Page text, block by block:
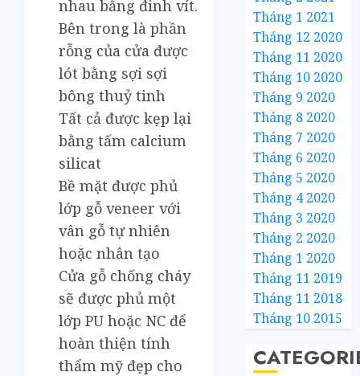
nhau bằng đinh vít.
Bên trong là phần
rỗng của cửa được
lót bằng sợi sợi
bông thuỷ tinh
Tất cả được kẹp lại
bằng tấm calcium
silicat
Bề mặt được phủ
lớp gỗ veneer với
vân gỗ tự nhiên
hoặc nhân tạo
Cửa gỗ chống cháy
sẽ được phủ một
lớp PU hoặc NC để
hoàn thiện tính
thẩm mỹ đẹp cho
Tháng 1 2021
Tháng 12 2020
Tháng 11 2020
Tháng 10 2020
Tháng 9 2020
Tháng 8 2020
Tháng 7 2020
Tháng 6 2020
Tháng 5 2020
Tháng 4 2020
Tháng 3 2020
Tháng 2 2020
Tháng 1 2020
Tháng 11 2019
Tháng 11 2018
Tháng 10 2015